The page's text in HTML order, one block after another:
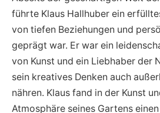
führte Klaus Hallhuber ein
von tiefen Beziehungen und
geprägt war. Er war ein
von Kunst und ein Liebhaber der
sein kreatives Denken auch
nähren. Klaus fand in der Kunst
Atmosphäre seines Gartens